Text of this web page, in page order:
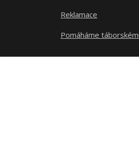
Reklamace
Pomáháme